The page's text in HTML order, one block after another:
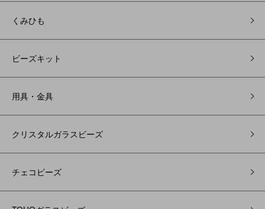
くみひも
ビーズキット
用具・金具
クリスタルガラスビーズ
チェコビーズ